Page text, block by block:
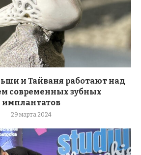
и Тайваня работают над
современных зубных
имплантатов
29 марта 2024